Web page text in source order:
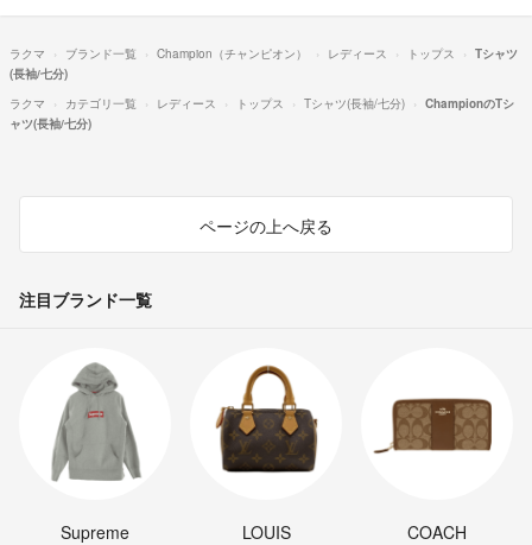
ラクマ ブランド一覧 Champion（チャンピオン） レディース トップス
Tシャツ
(長袖/七分)
ラクマ
カテゴリ一覧 レディース トップス Tシャツ(長袖/七分)
ChampionのTシ
ャツ(長袖/七分)
ページの上へ戻る
注目ブランド一覧
Supreme
LOUIS
COACH